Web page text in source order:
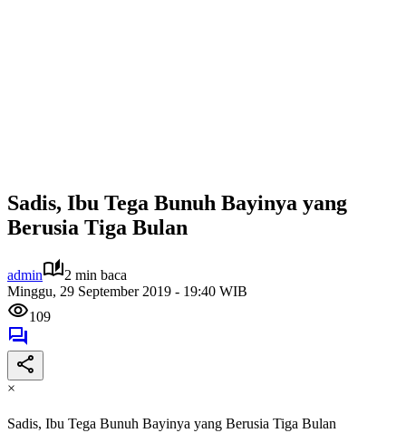
Sadis, Ibu Tega Bunuh Bayinya yang
Berusia Tiga Bulan
admin
2 min baca
Minggu, 29 September 2019 - 19:40 WIB
109
×
Sadis, Ibu Tega Bunuh Bayinya yang Berusia Tiga Bulan